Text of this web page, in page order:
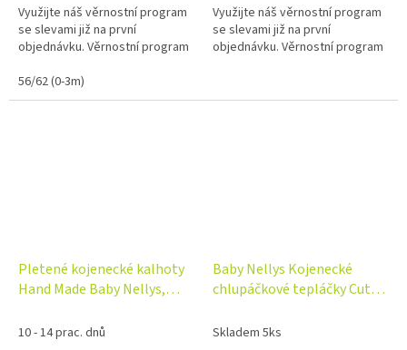
Využijte náš věrnostní program
se slevami již na první
objednávku. Věrnostní program
56/62 (0-3m)
Využijte náš věrnostní program
se slevami již na první
objednávku. Věrnostní program
Pletené kojenecké kalhoty
Hand Made Baby Nellys,
10 - 14 prac. dnů
Baby Nellys Kojenecké
chlupáčkové tepláčky Cute
Skladem 5ks